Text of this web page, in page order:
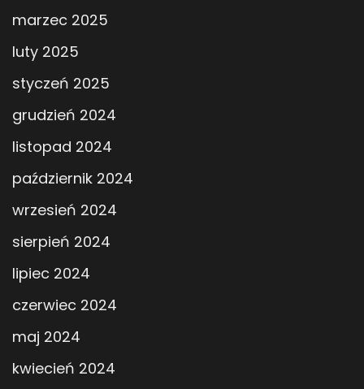
marzec 2025
luty 2025
styczeń 2025
grudzień 2024
listopad 2024
październik 2024
wrzesień 2024
sierpień 2024
lipiec 2024
czerwiec 2024
maj 2024
kwiecień 2024